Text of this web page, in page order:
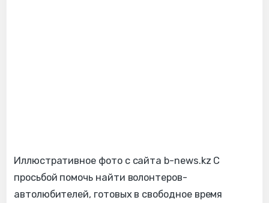
Иллюстративное фото с сайта b-news.kz С
просьбой помочь найти волонтеров-
автолюбителей, готовых в свободное время